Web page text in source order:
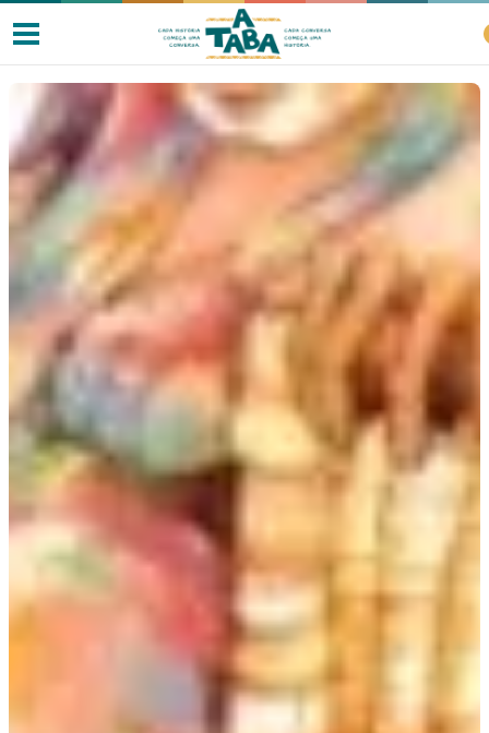
Livros
Resenhas
Clube de Leitores
Listas
Como ler?
Na família
Colunas